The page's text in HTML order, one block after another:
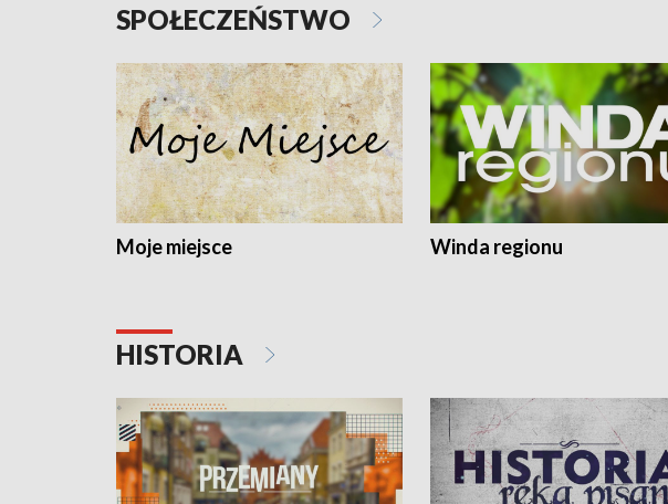
SPOŁECZEŃSTWO
Moje miejsce Winda regionu
HISTORIA